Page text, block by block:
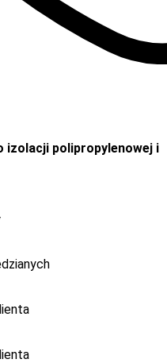
izolacji polipropylenowej i